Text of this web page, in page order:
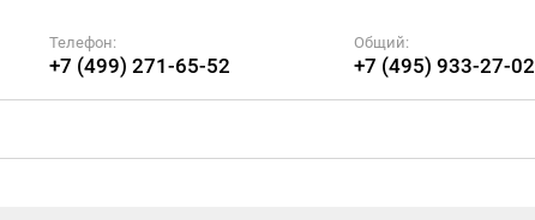
Телефон:
+7 (499) 271-65-52
Общий:
+7 (495) 933-27-02